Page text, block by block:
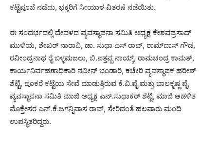
ಕಟ್ಟೆಪೂಜೆ ನಡೆದು, ಭಕ್ತರಿಗೆ ಸೀಯಾಳ ವಿತರಣೆ ನಡೆಯಿತು.
ಈ ಸಂದರ್ಭದಲ್ಲಿ ದೇವಳದ ವ್ಯವಸ್ಥಾಪನಾ ಸಮಿತಿ ಅಧ್ಯಕ್ಷ ಕೇಶವಪ್ರಸಾದ್
ಮುಳಿಯ, ಶೇಖರ್ ನಾರಾವಿ, ಡಾ. ಸುಧಾ ಎಸ್ ರಾವ್, ರಾಮ್‍ದಾಸ್ ಗೌಡ,
ರವೀಂದ್ರನಾಥ ರೈ ಬಳ್ಳಮಜಲು, ಬಿ.ಐತ್ತಪ್ಪ ನಾಯ್ಕ್, ರಾಮಚಂದ್ರ ಕಾಮತ್,
ಕಾರ್ಯನಿರ್ವಹಣಾಧಿಕಾರಿ ನವೀನ್ ಭಂಡಾರಿ, ಕಚೇರಿ ವ್ಯವಸ್ಥಾಪಕ ಹರೀಶ್
ಶೆಟ್ಟಿ, ಪೂಕರೆ ಕಟ್ಟೆಯ ಸೇವೆ ಮಾಡುತ್ತಿರುವ ಕೆ.ವಿ.ಪೈ ಮತ್ತು ಬಾಲಕೃಷ್ಣ ಪೈ,
ವ್ಯವಸ್ಥಾಪನಾ ಸಮಿತಿ ಮಾಜಿ ಅಧ್ಯಕ್ಷ ಎನ್.ಸುಧಾಕರ್ ಶೆಟ್ಟಿ, ಮಾಜಿ ಆಡಳಿತ
ಮೊಕ್ತೇಸರ ಎನ್.ಕೆ.ಜಗನ್ನಿವಾಸ ರಾವ್, ಸೇರಿದಂತೆ ಹಲವಾರು ಮಂದಿ
ಉಪಸ್ಥಿತರಿದ್ದರು.